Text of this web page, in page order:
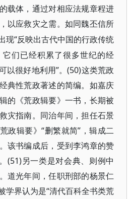
载体，通过对相应法规章程进
以应救灾之需。如同魏丕信所
现“反映出古代中国的行政传统
们已经积累了很多世纪的经
以很好地利用”。(50)这类荒政
典性荒政著述的简编。如嘉庆
的《荒政辑要》一书，长期被
灾指南。同治年间，担任石景
政辑要》“删繁就简”，辑成二
该书编成后，受到李鸿章的赞
(51)另一类是对会典、则例中
道光年间，任职刑部的杨景仁
学界认为是“清代百科全书类荒